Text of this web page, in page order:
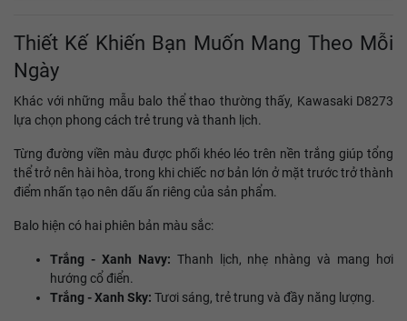
Thiết Kế Khiến Bạn Muốn Mang Theo Mỗi
Ngày
Khác với những mẫu balo thể thao thường thấy, Kawasaki D8273
lựa chọn phong cách trẻ trung và thanh lịch.
Từng đường viền màu được phối khéo léo trên nền trắng giúp tổng
thể trở nên hài hòa, trong khi chiếc nơ bản lớn ở mặt trước trở thành
điểm nhấn tạo nên dấu ấn riêng của sản phẩm.
Balo hiện có hai phiên bản màu sắc:
Trắng - Xanh Navy: Thanh lịch, nhẹ nhàng và mang hơi
hướng cổ điển.
Trắng - Xanh Sky: Tươi sáng, trẻ trung và đầy năng lượng.